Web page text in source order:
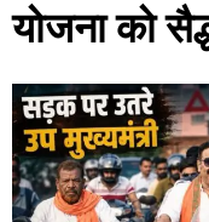
योजना को